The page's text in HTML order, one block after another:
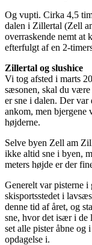
Og vupti. Cirka 4,5
dalen i Zillertal (Zell
overraskende nemt at
efterfulgt af en 2-
Zillertal og slushice
Vi tog afsted i marts
sæsonen, skal du
er sne i dalen. Der var
ankom, men
højderne.
Selve byen Zell am
ikke altid sne i byen,
meters højde er der
Generelt var pisterne i
skisportsstedet i
denne tid af året, og
sne, hvor det især i de
set alle pister åbne og
opdagelse i.